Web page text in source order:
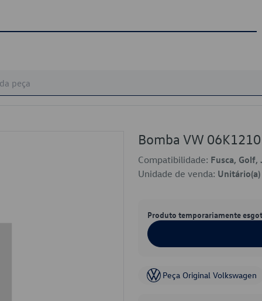
Bomba VW
Compatibilidade: Fusca, Golf,
Unidade de venda: Unitário(a)
Produto temporariamente
Peça Original Volkswagen